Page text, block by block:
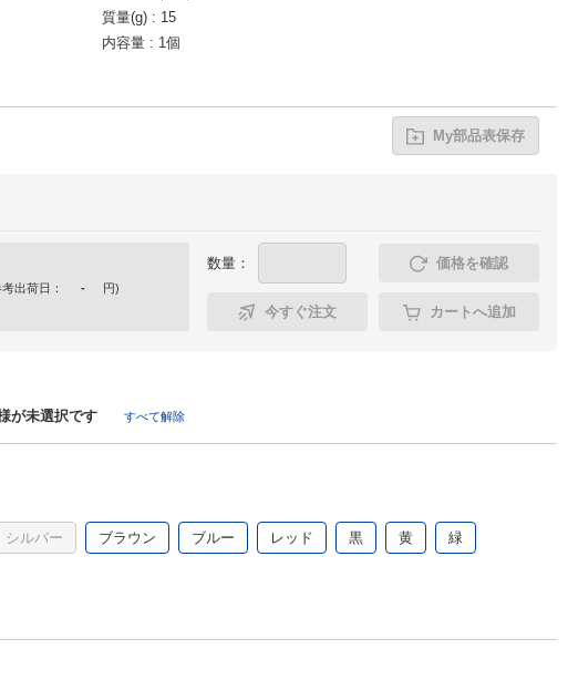
質量(g)
15
内容量 1個
My部品表保存
出荷日： - 円)
数量： 価格を確認
今すぐ注文 カートへ追加
が未選択です すべて解除
シルバー ブラウン ブルー レッド 黒 黄 緑